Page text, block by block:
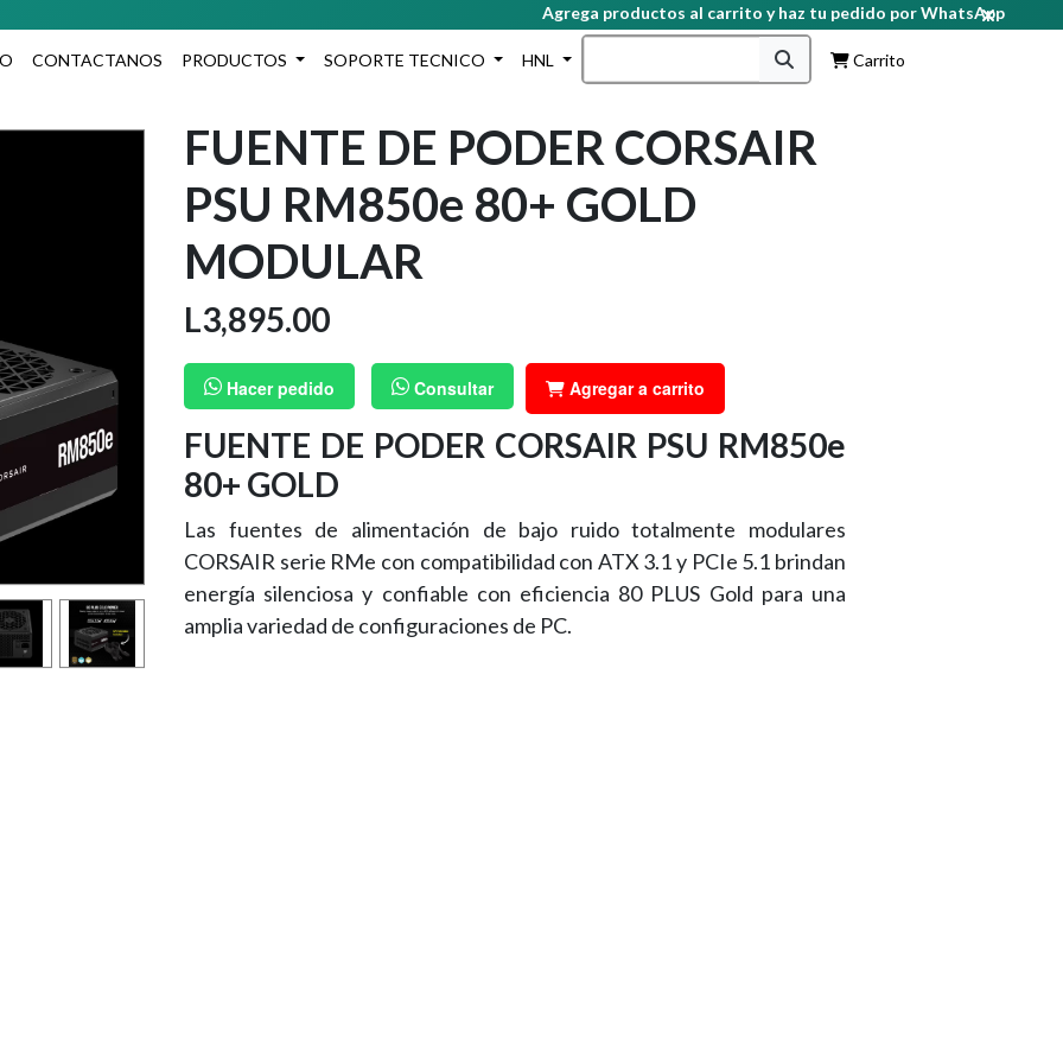
Agrega productos al carrito y haz tu pedido por WhatsApp
CONTACTANOS PRODUCTOS SOPORTE TECNICO HNL Carrito
FUENTE DE PODER CORSAIR
PSU RM850e 80+ GOLD
MODULAR
L3,895.00
Hacer pedido Consultar Agregar a carrito
FUENTE DE PODER CORSAIR PSU RM850e
80+ GOLD
Las fuentes de alimentación de bajo ruido totalmente modulares
CORSAIR serie RMe con compatibilidad con ATX 3.1 y PCIe 5.1 brindan
energía silenciosa y confiable con eficiencia 80 PLUS Gold para una
amplia variedad de configuraciones de PC.